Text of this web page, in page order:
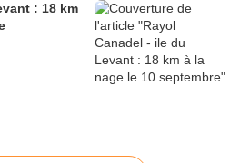
: 18 km